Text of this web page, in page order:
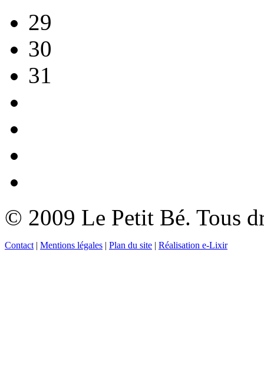
29
30
31
© 2009 Le Petit Bé. Tous
Contact | Mentions légales | Plan du site | Réalisation e-Lixir